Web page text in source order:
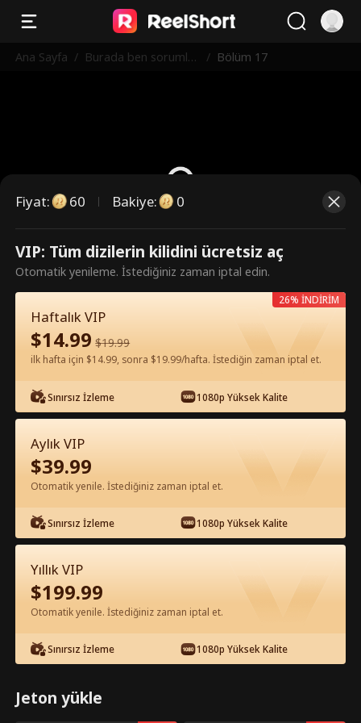
Ana Sayfa / Burada ben sorumluy
/ Bölüm 17
Bunlar ücretli bölümler. İzlemek
için kilidi açın.
Uygulamada Ücretsiz İzle
Bölüm 17 - Burada ben sorumluyum
Tam Film
0-49 50-74
17 18 19 20 21
Fiyat: 60 Bakiye: 0
VIP: Tüm dizilerin kilidini ücretsiz aç
Otomatik yenileme. İstediğiniz zaman iptal edin.
Haftalık VIP
$14.99 $19.99
ilk hafta için $14.99, sonra $19.99/hafta. İstediğin zaman iptal et.
Sınırsız İzleme 1080p Yüksek Kalite
26% İNDİRİM
Aylık VIP
$39.99
Otomatik yenile. İstediğiniz zaman iptal et.
Sınırsız İzleme 1080p Yüksek Kalite
Yıllık VIP
$199.99
Otomatik yenile. İstediğiniz zaman iptal et.
Sınırsız İzleme 1080p Yüksek Kalite
Jeton yükle